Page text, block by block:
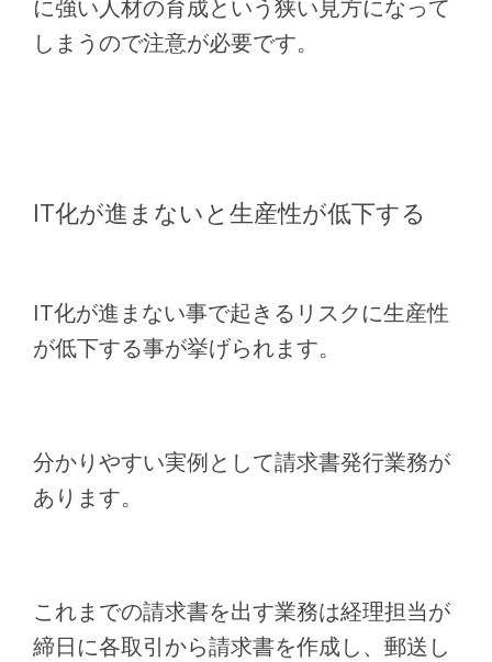
に強い人材の育成という狭い見方になって
しまうので注意が必要です。
IT化が進まないと生産性が低下する
IT化が進まない事で起きるリスクに生産性
が低下する事が挙げられます。
分かりやすい実例として請求書発行業務が
あります。
これまでの請求書を出す業務は経理担当が
締日に各取引から請求書を作成し、郵送し